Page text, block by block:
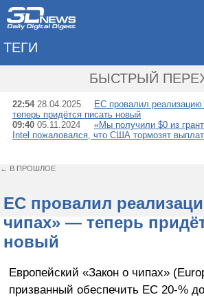
ТЕГИ
БЫСТРЫЙ
22:5428.04.2025
ЕС провалил
теперь придётся писать новый
09:40 05.11.2024
«Мы получили $0 из
Intel пожаловался, что США тормозят
← В ПРОШЛОЕ
ЕС провалил
чипах» — теперь
новый
Европейский «Закон о чипах»
призванный обеспечить ЕС 20-%